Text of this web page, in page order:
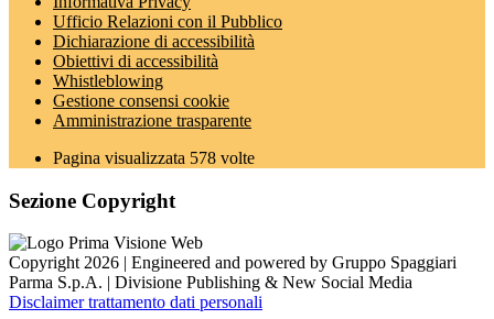
Ufficio Relazioni con il Pubblico
Dichiarazione di accessibilità
Obiettivi di accessibilità
Whistleblowing
Gestione consensi cookie
Amministrazione trasparente
Pagina visualizzata 578 volte
Sezione Copyright
Copyright 2026 | Engineered and powered by Gruppo Spaggiari
Parma S.p.A. | Divisione Publishing & New Social Media
Disclaimer trattamento dati personali